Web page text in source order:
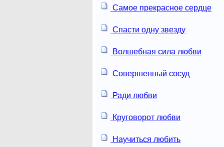
Самое прекрасное сердце
Спасти одну звезду
Волшебная сила любви
Совершенный сосуд
Ради любви
Круговорот любви
Научиться любить